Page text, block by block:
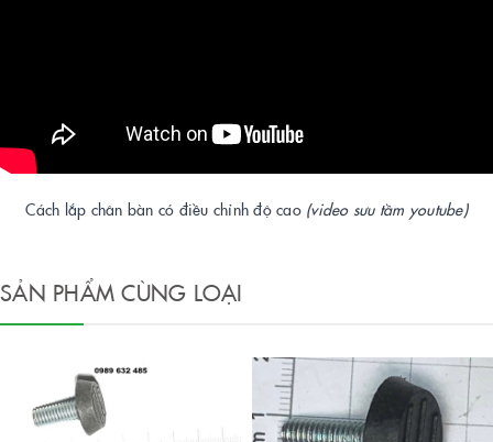
Cách lắp chân bàn có điều chỉnh độ cao (video sưu tầm youtube)
SẢN PHẨM CÙNG LOẠI